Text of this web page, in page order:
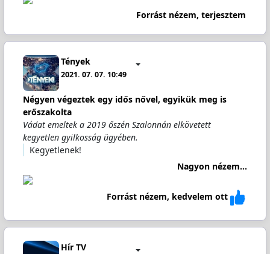
Forrást nézem, terjesztem
Tények
2021. 07. 07. 10:49
Négyen végeztek egy idős nővel, egyikük meg is
erőszakolta
Vádat emeltek a 2019 őszén Szalonnán elkövetett
kegyetlen gyilkosság ügyében.
Kegyetlenek!
Nagyon nézem...
Forrást nézem, kedvelem ott
Hír TV